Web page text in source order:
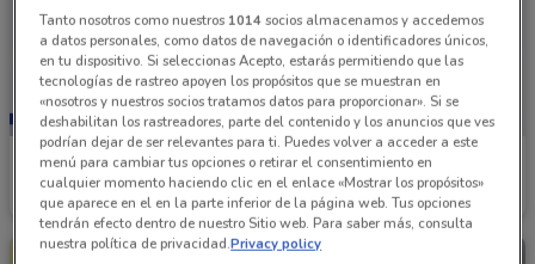
Farmacias Benavides
Caduca el 31/08 3.3 km
Farmacias YZA
Caduca el 31/08
Tanto nosotros como nuestros 1014socios almacenamos y accedemos
a datos personales, como datos de navegación o identificadores únicos,
en tu dispositivo. Si seleccionas Acepto, estarás permitiendo que las
tecnologías de rastreo apoyen los propósitos que se muestran en
«nosotros y nuestros socios tratamos datos para proporcionar». Si se
deshabilitan los rastreadores, parte del contenido y los anuncios que ves
podrían dejar de ser relevantes para ti. Puedes volver a acceder a este
menú para cambiar tus opciones o retirar el consentimiento en
cualquier momento haciendo clic en el enlace «Mostrar los propósitos»
que aparece en el en la parte inferior de la página web. Tus opciones
tendrán efecto dentro de nuestro Sitio web. Para saber más, consulta
nuestra política de privacidad.Privacy policy